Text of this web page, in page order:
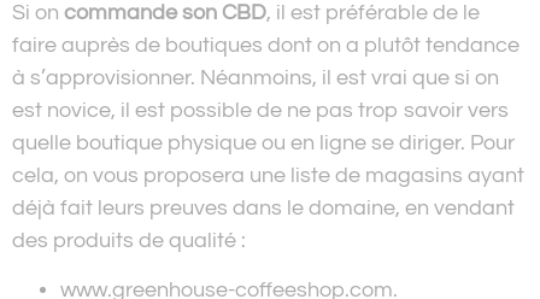
Si on commande son CBD, il est préférable de le
faire auprès de boutiques dont on a plutôt tendance
à s’approvisionner. Néanmoins, il est vrai que si on
est novice, il est possible de ne pas trop savoir vers
quelle boutique physique ou en ligne se diriger. Pour
cela, on vous proposera une liste de magasins ayant
déjà fait leurs preuves dans le domaine, en vendant
des produits de qualité :
www.greenhouse-coffeeshop.com.